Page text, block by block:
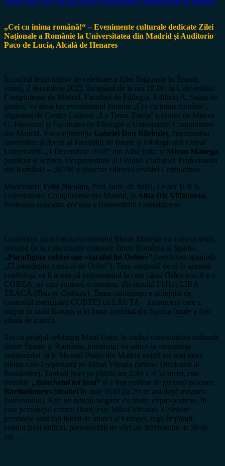
„Cei cu inima română!“ – Evenimente culturale dedicate Zilei
Naționale a Românie la Universitatea din Madrid și Auditorio
Paco de Lucía, Alcalá de Henares
În cadrul festivităților de celebrare a Zilei Naționale în Spania,
vineri, 2 decembrie 2022, începând de la ora 18.00, la Universidad
Complutense de Madrid, Facultad de Fililogia, Edificio A, Salón de
grados, va avea loc evenimentul intitulat „Cei cu inima română”,
organizat de Centro Cultural „La Tierra Tracia” (condus de Mircea
G. Florescu) și Facultatea de Filologie a Universității Complutense
din Madrid. Vor conferenția Gabriel Dan Bărbuleț, conferențiar
universitar și decan al Facultății de Istorie și Filologie din cadrul
Universității „1 Decembrie 1918” din Alba Iulia, și Miron Manega,
publicist și scriitor, vicepreședinte al Uniunii Ziariștilor Profesioniști
din România – UZPR și director editorial revistei Certitudinea.
Moderatori: Felix Nicolau, Prof. univ. dr. habil, Lector ILR la
Universitatea Complutense din Madrid, și Alba Diz Villanueva,
Profesora ayudante doctora a Universității Complutense.
Conferința jurnalistului/scriitorului Miron Manega va avea ca temă,
pornind de la conexiunile culturale dintre România și Spania,
„Paradigma cobzei sau «taraful lui Orfeu»” (versiunea spaniolă:
„El paradigma musical de Orfeo”). Teza susținută de el în această
conferință va fi aceea că instrumentul la care cânta Orfeu-tracul era
COBZA, pe care romanii o numeau (în secolul I î.Hr.) LIRA
TRACĂ (Tracae Cythara). Tema conferinței e prilejuită de
contextul asemănării COBZEI cu LĂUTA – instrument care a
migrat în toată Europa și în lume, pornind din Spania (unde a fost
adusă de mauri).
Tot cu prilejul celebrării Marii Uniri, în cadrul conexiunilor culturale
dintre Spania și România, jurnalistul va aduce la cunoștința
auditoriului că la Muzeul Prado din Madrid există cel mai mare
tablou care-l reprezintă pe Mihai Viteazu (primul Unificator al
Românilor). Tabloul (ulei pe pînză) are 2,80 x 9,52 metri, este
intitulat „Banchetul lui Irod” și a fost realizat de pictorul polonez
Bartholomeus Strobel în anul 1630 (la 29 de ani după moartea
voievodului). Este un tablou alegoric cu multe cripto-portrete, în
care personajul central (Irod) este Mihai Viteazul. Celelalte
personaje sunt toți liderii de atunci ai Europei, regi, împărați,
conducători militari, personalități de vârf ale Războiului de 30 de
ani…